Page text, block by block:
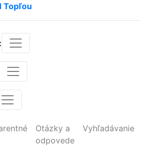
Topľou
Otázky a
odpovede
Vyhľadávanie